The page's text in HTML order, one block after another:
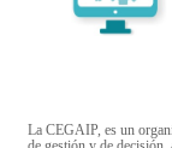
La CEGAIP, es un